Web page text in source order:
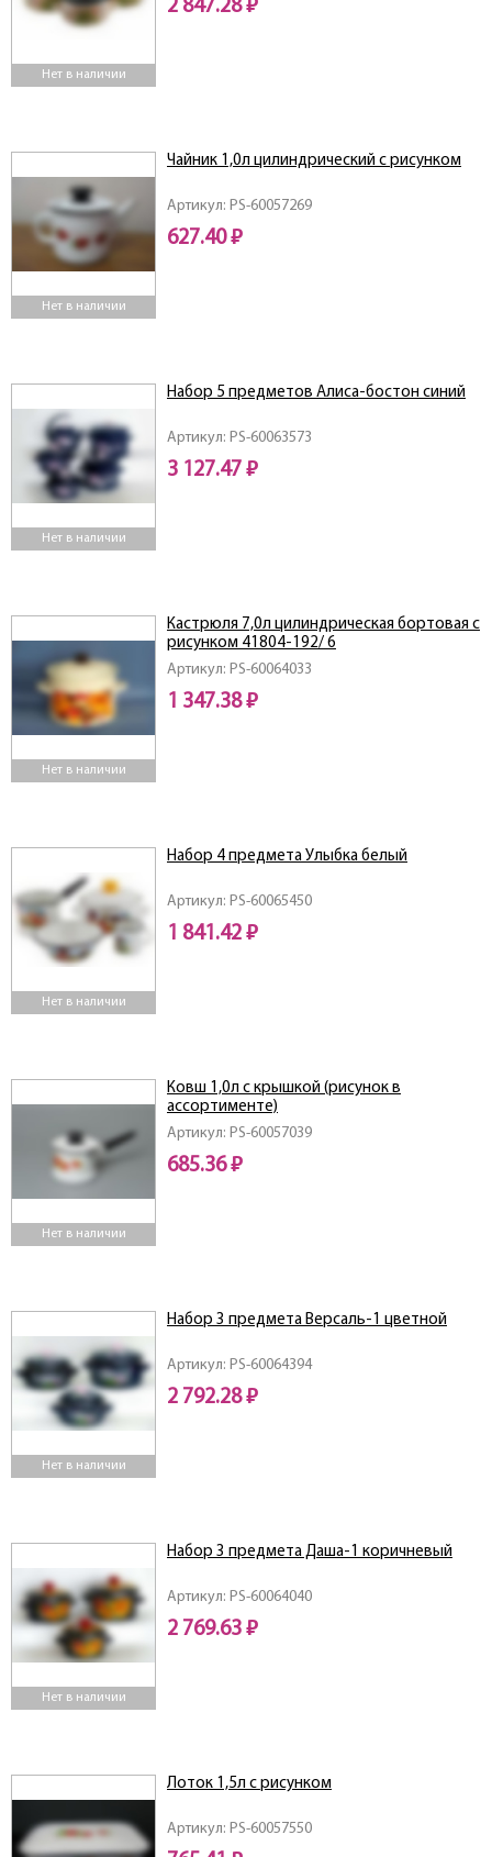
Нет в наличии
2 847.28 ₽
Нет в наличии
Артикул: PS-60057269
Чайник 1,0л цилиндрический с рисунком
627.40 ₽
Нет в наличии
Артикул: PS-60063573
Набор 5 предметов Алиса-бостон синий
3 127.47 ₽
Нет в наличии
Артикул: PS-60064033
Кастрюля 7,0л цилиндрическая бортовая с
рисунком 41804-192/ 6
1 347.38 ₽
Нет в наличии
Артикул: PS-60065450
Набор 4 предмета Улыбка белый
1 841.42 ₽
Нет в наличии
Артикул: PS-60057039
Ковш 1,0л с крышкой (рисунок в
ассортименте)
685.36 ₽
Нет в наличии
Артикул: PS-60064394
Набор 3 предмета Версаль-1 цветной
2 792.28 ₽
Нет в наличии
Артикул: PS-60064040
Набор 3 предмета Даша-1 коричневый
2 769.63 ₽
Артикул: PS-60057550
Лоток 1,5л с рисунком